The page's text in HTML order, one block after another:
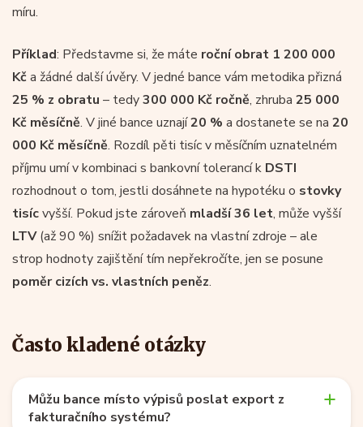
míru.
Příklad: Představme si, že máte roční obrat 1 200 000
Kča žádné další úvěry. V jedné bance vám metodika přizná
25 % z obratu – tedy300 000 Kč ročně, zhruba 25 000
Kč měsíčně. V jiné bance uznají20 % a dostanete se na 20
000 Kč měsíčně. Rozdíl pěti tisíc v měsíčním uznatelném
příjmu umí v kombinaci s bankovní tolerancí k DSTI
rozhodnout o tom, jestli dosáhnete na hypotéku o stovky
tisícvyšší. Pokud jste zároveň mladší 36 let, může vyšší
LTV(až 90 %) snížit požadavek na vlastní zdroje – ale
strop hodnoty zajištění tím nepřekročíte, jen se posune
poměr cizích vs. vlastních peněz.
Často kladené otázky
Můžu bance místo výpisů poslat export z
fakturačního systému?